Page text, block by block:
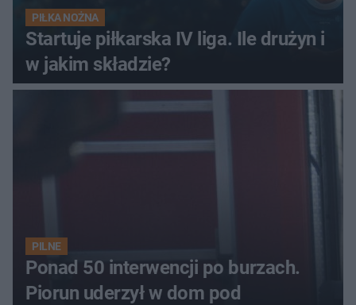
PIŁKA NOŻNA
Startuje piłkarska IV liga. Ile drużyn i
w jakim składzie?
PILNE
Ponad 50 interwencji po burzach.
Piorun uderzył w dom pod